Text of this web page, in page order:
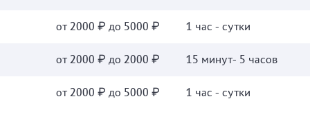
от 2000 ₽ до 5000 ₽ 1 час - сутки
от 2000 ₽ до 2000 ₽ 15 минут- 5 часов
от 2000 ₽ до 5000 ₽ 1 час - сутки